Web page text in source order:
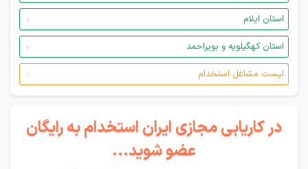
استان ایلام
استان کهگیلویه و بویراحمد
لیست مشاغل استخدام
در کاریابی مجازی ایران استخدام به رایگان
عضو شوید...